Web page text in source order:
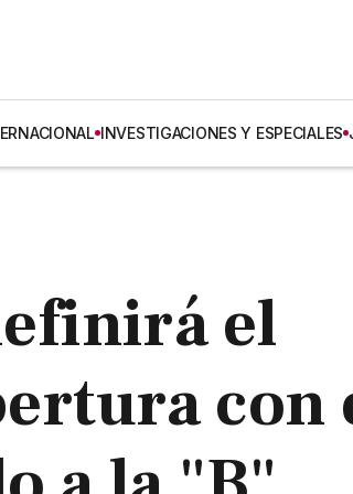
INVESTIGACIONES Y ESPECIALES
el
con